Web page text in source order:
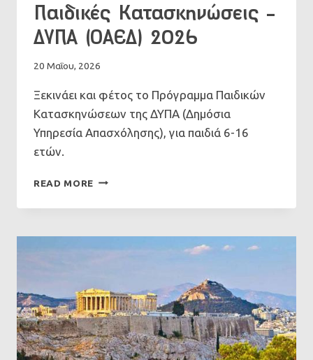
Παιδικές Κατασκηνώσεις –
ΔΥΠΑ (ΟΑΕΔ) 2026
20 Μαΐου, 2026
Ξεκινάει και φέτος το Πρόγραμμα Παιδικών
Κατασκηνώσεων της ΔΥΠΑ (Δημόσια
Υπηρεσία Απασχόλησης), για παιδιά 6-16
ετών.
READ MORE ΕΝΗΜΈΡΩΣΗ
ΓΙΑ
ΚΑΤΑΣΚΗΝΏΣΕΙΣ
–
2026